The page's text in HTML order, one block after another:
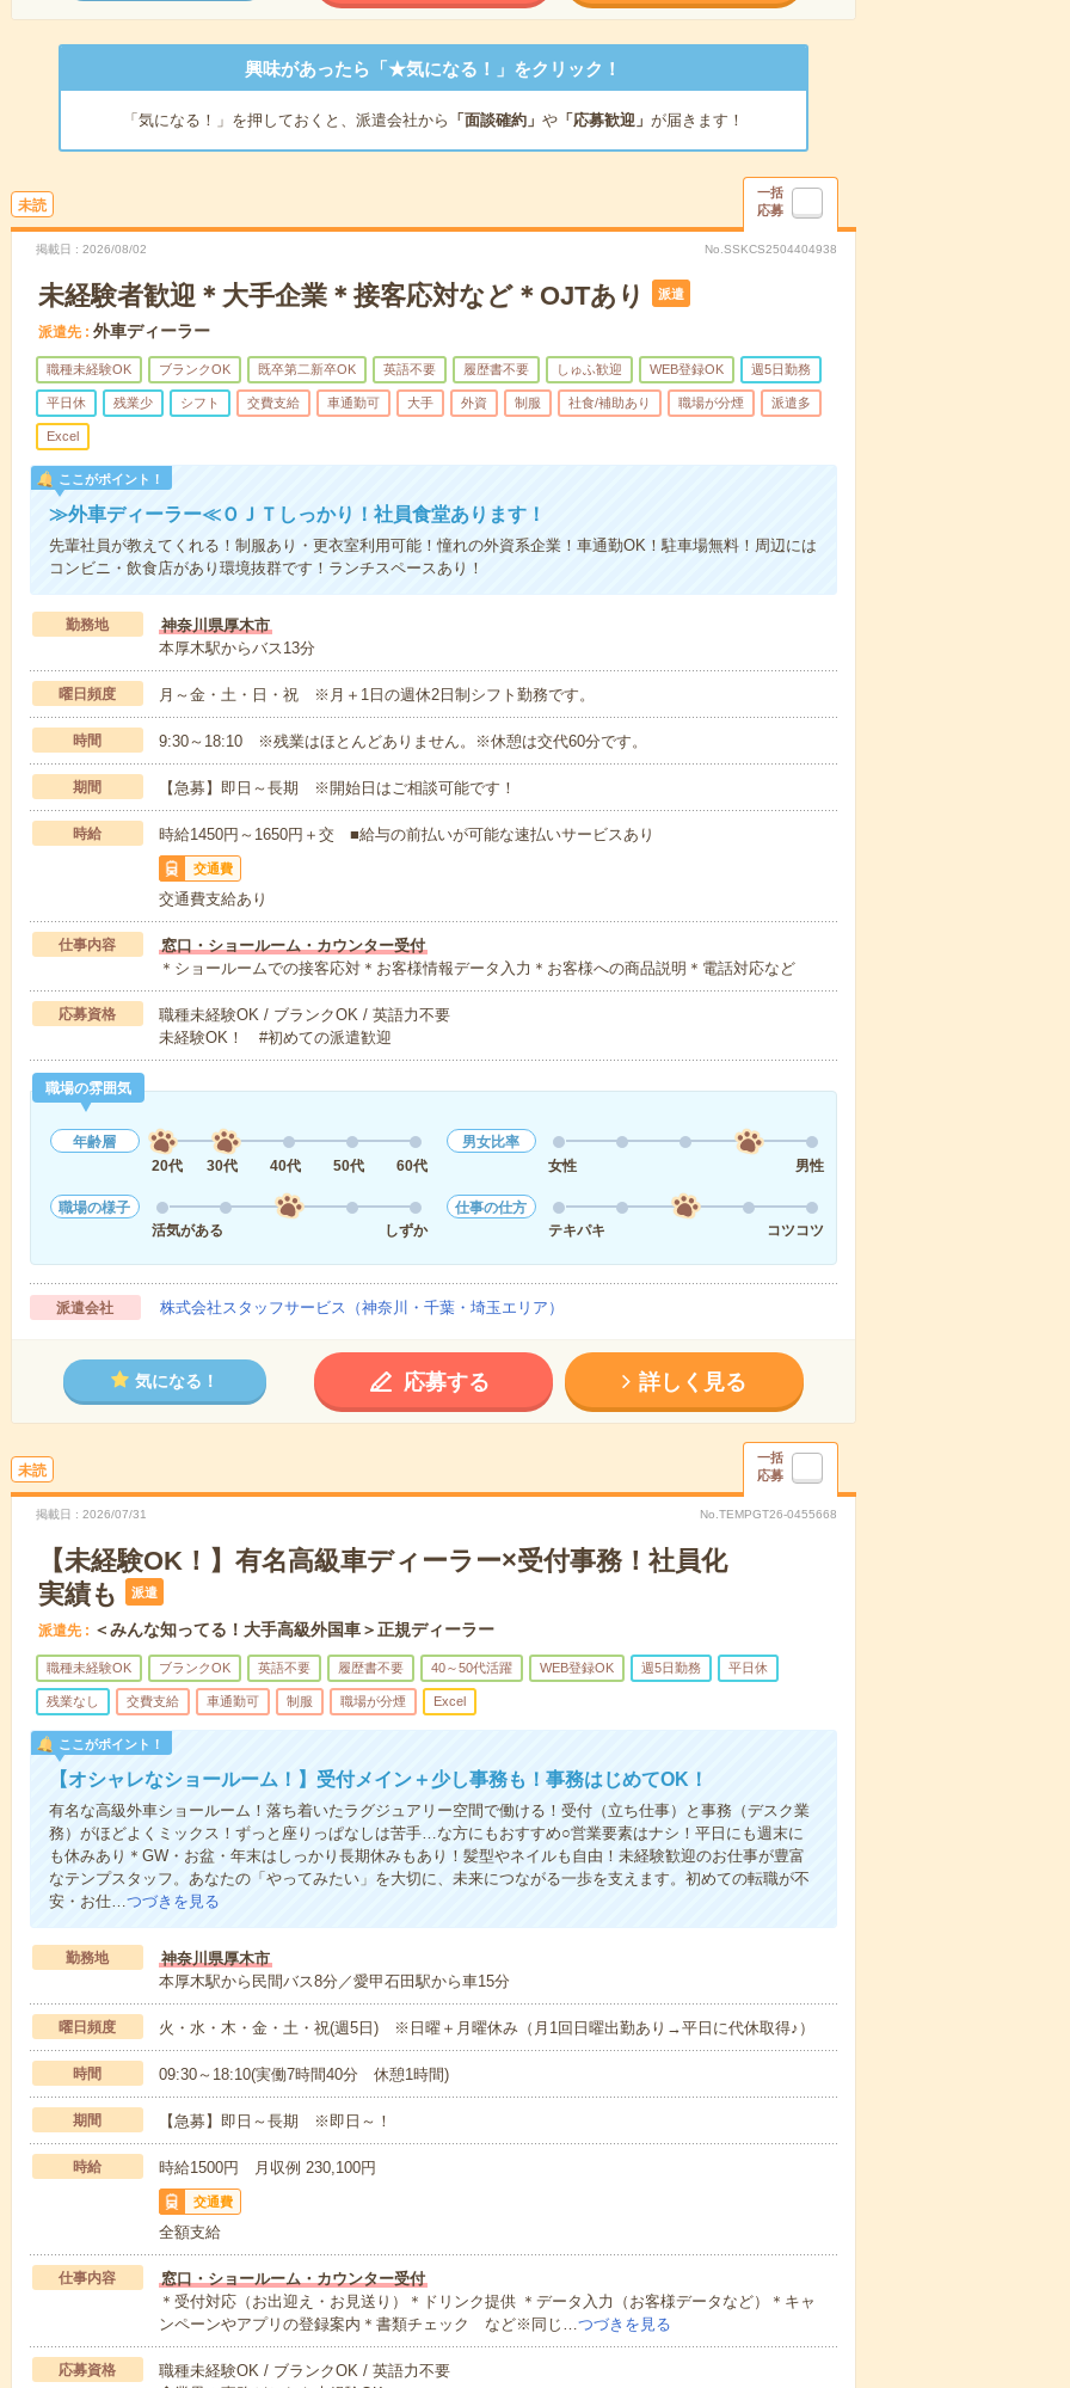
興味があったら「★気になる！」をクリック！
「気になる！」を押しておくと、派遣会社から 「面談確約」 や「応募歓迎」 が届きます！
未読
一括
応募
掲載日 2026/08/02 No.SSKCS2504404938
未経験者歓迎＊大手企業＊接客応対など＊OJTあり 派遣
派遣先 外車ディーラー
職種未経験OK ブランクOK 既卒第二新卒OK 英語不要 履歴書不要 しゅふ歓迎 WEB登録OK 週5日勤務
平日休 残業少 シフト 交費支給 車通勤可 大手 外資 制服 社食/補助あり 職場が分煙 派遣多
Excel
ここがポイント！
≫外車ディーラー≪ＯＪＴしっかり！社員食堂あります！
先輩社員が教えてくれる！制服あり・更衣室利用可能！憧れの外資系企業！車通勤OK！駐車場無料！周辺には
コンビニ・飲食店があり環境抜群です！ランチスペースあり！
勤務地
神奈川県厚木市
本厚木駅からバス13分
曜日頻度 月～金・土・日・祝 ※月＋1日の週休2日制シフト勤務です。
時間 9:30～18:10 ※残業はほとんどありません。※休憩は交代60分です。
期間 【急募】即日～長期 ※開始日はご相談可能です！
時給 時給1450円～1650円＋交 ■給与の前払いが可能な速払いサービスあり
交通費
交通費支給あり
仕事内容
窓口・ショールーム・カウンター受付
＊ショールームでの接客応対＊お客様情報データ入力＊お客様への商品説明＊電話対応など
応募資格
職種未経験OK / ブランクOK / 英語力不要
未経験OK！ #初めての派遣歓迎
職場の雰囲気
年齢層
20代
30代 40代 50代 60代
男女比率
女性
男性
職場の様子
活気がある
しずか
仕事の仕方
テキパキ
コツコツ
派遣会社 株式会社スタッフサービス（神奈川・千葉・埼玉エリア）
気になる！ 応募する 詳しく見る
未読
一括
応募
掲載日 2026/07/31 No.TEMPGT26-0455668
【未経験OK！】有名高級車ディーラー×受付事務！社員化
実績も
派遣
派遣先 ＜みんな知ってる！大手高級外国車＞正規ディーラー
職種未経験OK ブランクOK 英語不要 履歴書不要 40～50代活躍 WEB登録OK 週5日勤務 平日休
残業なし 交費支給 車通勤可 制服 職場が分煙 Excel
ここがポイント！
【オシャレなショールーム！】受付メイン＋少し事務も！事務はじめてOK！
有名な高級外車ショールーム！落ち着いたラグジュアリー空間で働ける！受付（立ち仕事）と事務（デスク業
務）がほどよくミックス！ずっと座りっぱなしは苦手…な方にもおすすめ○営業要素はナシ！平日にも週末に
も休みあり＊GW・お盆・年末はしっかり長期休みもあり！髪型やネイルも自由！未経験歓迎のお仕事が豊富
なテンプスタッフ。あなたの「やってみたい」を大切に、未来につながる一歩を支えます。初めての転職が不
安・お仕…つづきを見る
勤務地
神奈川県厚木市
本厚木駅から民間バス8分／愛甲石田駅から車15分
曜日頻度 火・水・木・金・土・祝(週5日) ※日曜＋月曜休み（月1回日曜出勤あり→平日に代休取得♪）
時間 09:30～18:10(実働7時間40分 休憩1時間)
期間 【急募】即日～長期 ※即日～！
時給 時給1500円 月収例 230,100円
交通費
全額支給
仕事内容
窓口・ショールーム・カウンター受付
＊受付対応（お出迎え・お見送り）＊ドリンク提供 ＊データ入力（お客様データなど）＊キャ
ンペーンやアプリの登録案内＊書類チェック など※同じ…つづきを見る
応募資格
職種未経験OK / ブランクOK / 英語力不要